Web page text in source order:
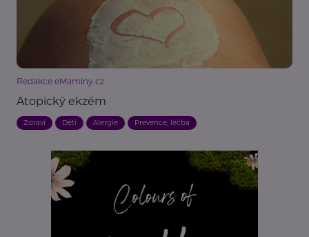
Redakce eMaminy.cz
Atopický ekzém
Zdraví Děti Alergie Prevence, léčba